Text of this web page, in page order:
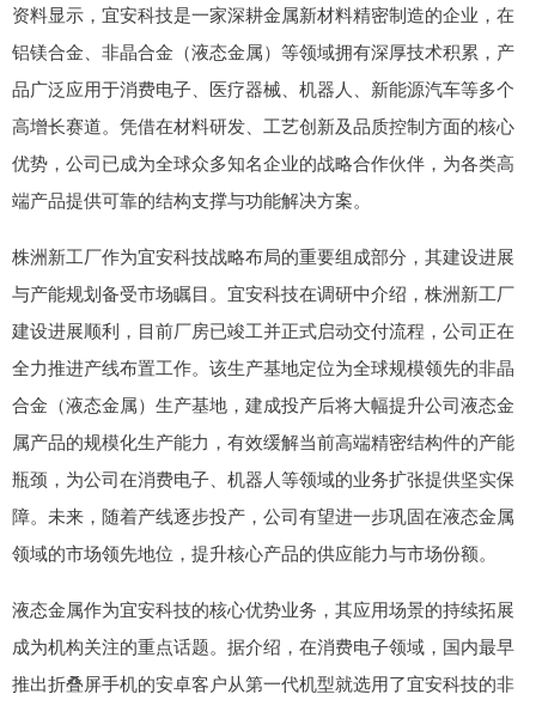
资料显示，宜安科技是一家深耕金属新材料精密制造的企业，在
铝镁合金、非晶合金（液态金属）等领域拥有深厚技术积累，产
品广泛应用于消费电子、医疗器械、机器人、新能源汽车等多个
高增长赛道。凭借在材料研发、工艺创新及品质控制方面的核心
优势，公司已成为全球众多知名企业的战略合作伙伴，为各类高
端产品提供可靠的结构支撑与功能解决方案。
株洲新工厂作为宜安科技战略布局的重要组成部分，其建设进展
与产能规划备受市场瞩目。宜安科技在调研中介绍，株洲新工厂
建设进展顺利，目前厂房已竣工并正式启动交付流程，公司正在
全力推进产线布置工作。该生产基地定位为全球规模领先的非晶
合金（液态金属）生产基地，建成投产后将大幅提升公司液态金
属产品的规模化生产能力，有效缓解当前高端精密结构件的产能
瓶颈，为公司在消费电子、机器人等领域的业务扩张提供坚实保
障。未来，随着产线逐步投产，公司有望进一步巩固在液态金属
领域的市场领先地位，提升核心产品的供应能力与市场份额。
液态金属作为宜安科技的核心优势业务，其应用场景的持续拓展
成为机构关注的重点话题。据介绍，在消费电子领域，国内最早
推出折叠屏手机的安卓客户从第一代机型就选用了宜安科技的非